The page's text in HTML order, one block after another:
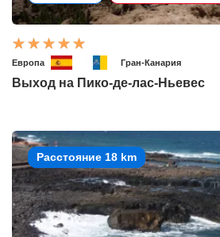
Европа Гран-Канария
Выход на Пико-де-лас-Ньевес
Расстояние 18 km